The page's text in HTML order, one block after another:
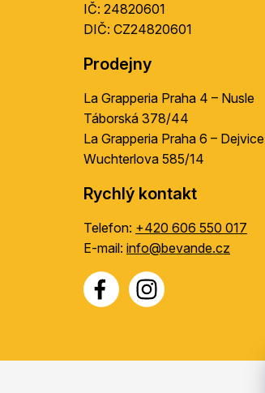
IČ: 24820601
DIČ: CZ24820601
Prodejny
La Grapperia Praha 4 – Nusle
Táborská 378/44
La Grapperia Praha 6 – Dejvice
Wuchterlova 585/14
Rychlý kontakt
Telefon: +420 606 550 017
E-mail: info@bevande.cz